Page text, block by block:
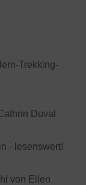
Trekking-
Duval
- lesenswert!
von Ellen